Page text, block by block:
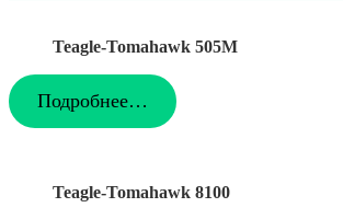
Teagle-Tomahawk 505M
Подробнее…
Teagle-Tomahawk 8100